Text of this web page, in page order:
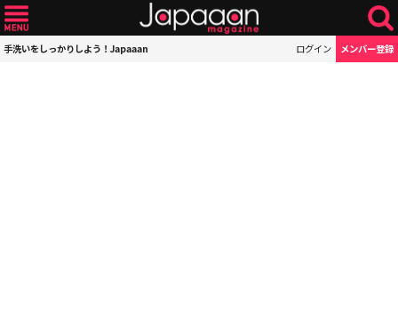
手洗いをしっかりしよう！Japaaan ログイン メンバー登録